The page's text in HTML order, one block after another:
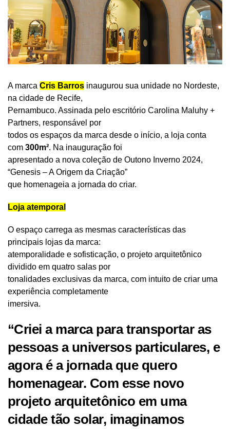
A marca Cris Barros inaugurou sua unidade no Nordeste,
na cidade de Recife,
Pernambuco. Assinada pelo escritório Carolina Maluhy +
Partners, responsável por
todos os espaços da marca desde o início, a loja conta
com 300m². Na inauguração foi
apresentado a nova coleção de Outono Inverno 2024,
“Genesis – A Origem da Criação”
que homenageia a jornada do criar.
Loja atemporal
O espaço carrega as mesmas características das
principais lojas da marca:
atemporalidade e sofisticação, o projeto arquitetônico
dividido em quatro salas por
tonalidades exclusivas da marca, com intuito de criar uma
experiência completamente
imersiva.
“Criei a marca para transportar as
pessoas a universos particulares, e
agora é a jornada que quero
homenagear. Com esse novo
projeto arquitetônico em uma
cidade tão solar, imaginamos